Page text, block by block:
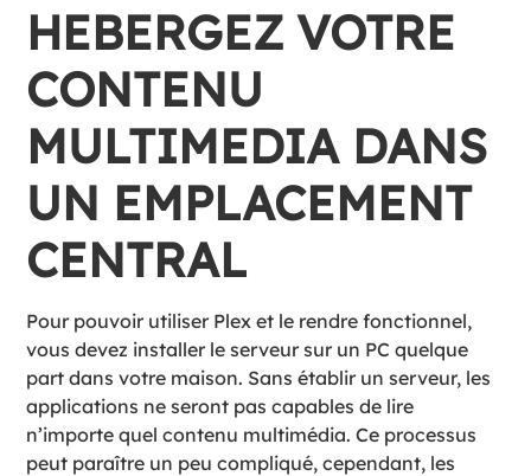
HEBERGEZ VOTRE
CONTENU
MULTIMEDIA DANS
UN EMPLACEMENT
CENTRAL
Pour pouvoir utiliser Plex et le rendre fonctionnel,
vous devez installer le serveur sur un PC quelque
part dans votre maison. Sans établir un serveur, les
applications ne seront pas capables de lire
n’importe quel contenu multimédia. Ce processus
peut paraître un peu compliqué, cependant, les